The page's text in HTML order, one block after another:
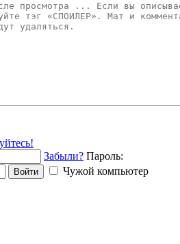
Забыли? Пароль:
Войти
Чужой компьютер